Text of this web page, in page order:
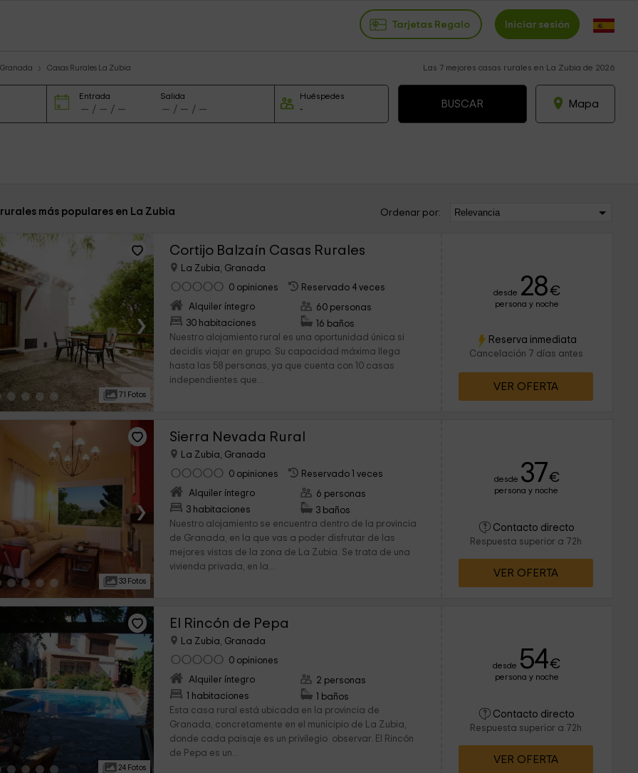
Tarjetas Regalo Iniciar sesión
Granada Casas Rurales La Zubia Las 7 mejores casas rurales en La Zubia de 2026
Entrada Salida Huéspedes
Mapa
más populares en La Zubia Ordenar por:
›
71 Fotos
Cortijo Balzaín Casas Rurales
La Zubia, Granada
0 opiniones
Reservado 4 veces
Alquiler íntegro
30 habitaciones
60 personas
16 baños
Nuestro alojamiento rural es una oportunidad única si
decidís viajar en grupo. Su capacidad máxima llega
hasta las 58 personas, ya que cuenta con 10 casas
independientes que...
desde 28€
persona y noche
Reserva inmediata
Cancelación 7 días antes
VER OFERTA
›
33 Fotos
Sierra Nevada Rural
La Zubia, Granada
0 opiniones
Reservado 1 veces
Alquiler íntegro
3 habitaciones
6 personas
3 baños
Nuestro alojamiento se encuentra dentro de la provincia
de Granada, en la que vas a poder disfrutar de las
mejores vistas de la zona de La Zubia. Se trata de una
vivienda privada, en la...
desde 37€
persona y noche
Contacto directo
Respuesta superior a 72h
VER OFERTA
›
24 Fotos
El Rincón de Pepa
La Zubia, Granada
0 opiniones
Alquiler íntegro
1 habitaciones
2 personas
1 baños
Esta casa rural está ubicada en la provincia de
Granada, concretamente en el municipio de La Zubia,
donde cada paisaje es un privilegio observar. El Rincón
de Pepa es un...
desde 54€
persona y noche
Contacto directo
Respuesta superior a 72h
VER OFERTA